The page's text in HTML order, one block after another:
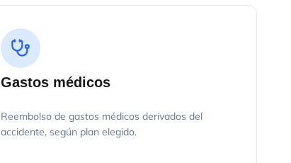
Gastos médicos
Reembolso de gastos médicos derivados del
accidente, según plan elegido.